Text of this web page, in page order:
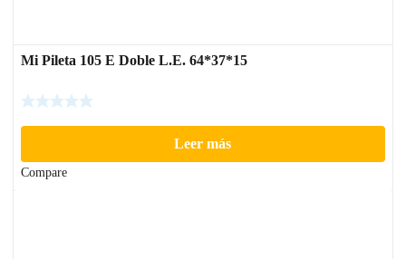
Mi Pileta 105 E Doble L.E. 64*37*15
Leer más
Compare